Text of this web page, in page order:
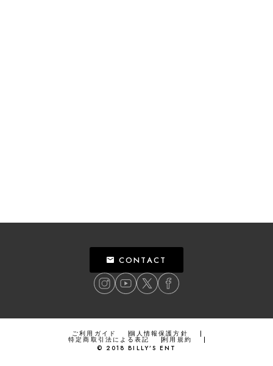
CONTACT
ご利用ガイド 個人情報保護方針
特定商取引法による表記
利用規約
© 2018 BILLY’S ENT